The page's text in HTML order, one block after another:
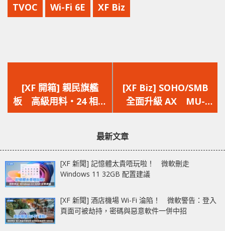
TVOC Wi-Fi 6E XF Biz
一
篇
文
[XF 開箱] 親民旗艦
板 高級用料‧24 相供
電‧USB 4 ASRock
一
篇
文
[XF Biz] SOHO/SMB
全面升級 AX MU-
MIMO‧BBS
Cisco CBW150AX
最新文章
[XF 新聞] 記憶體太貴唔玩啦！ 微軟刪走
Windows 11 32GB 配置建議
[XF 新聞] 酒店機場 Wi-Fi 淪陷！ 微軟警告：登入
頁面可被劫持，密碼與惡意軟件一併中招